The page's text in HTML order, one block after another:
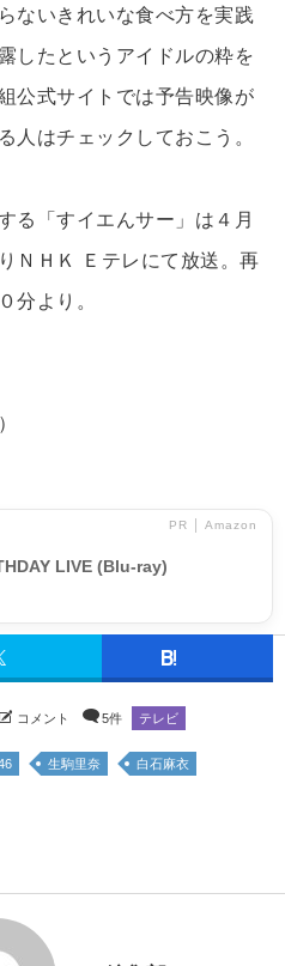
ないきれいな食べ方を実践
したというアイドルの粋を
公式サイトでは予告映像が
人はチェックしておこう。
る「すイエんサー」は４月
ＮＨＫ Ｅテレにて放送。再
分より。
PR │ Amazon
LIVE (Blu-ray)
コメント 5件 テレビ
生駒里奈 白石麻衣